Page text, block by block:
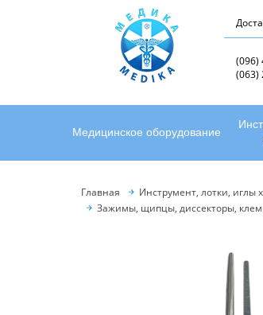
(096)
(063)
Медицинское оборудование
Главная Инструмент, лотки, иглы
Зажимы, щипцы, диссекторы,